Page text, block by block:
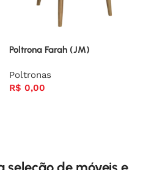
Poltrona Farah (JM)
Poltronas
R$ 0,00